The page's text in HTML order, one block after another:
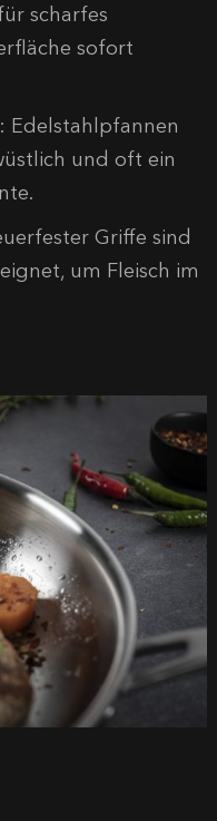
scharfes
sofort
Edelstahlpfannen
und oft ein
Griffe sind
um Fleisch im